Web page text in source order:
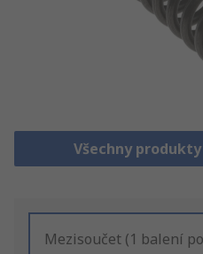
Všechny
Mezisoučet (1 balení